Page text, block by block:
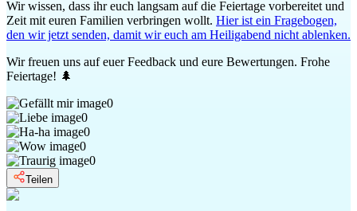
Wir wissen, dass ihr euch langsam auf die Feiertage vorbereitet und
Zeit mit euren Familien verbringen wollt. Hier ist ein Fragebogen,
den wir jetzt senden, damit wir euch am Heiligabend nicht ablenken.
Wir freuen uns auf euer Feedback und eure Bewertungen. Frohe
Feiertage! 🌲
0
0
0
0
0
Teilen